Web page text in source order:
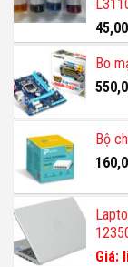
Bo
Bộ
Giá: